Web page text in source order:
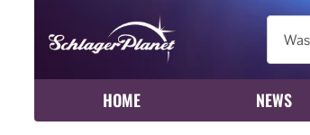
HOME NEWS